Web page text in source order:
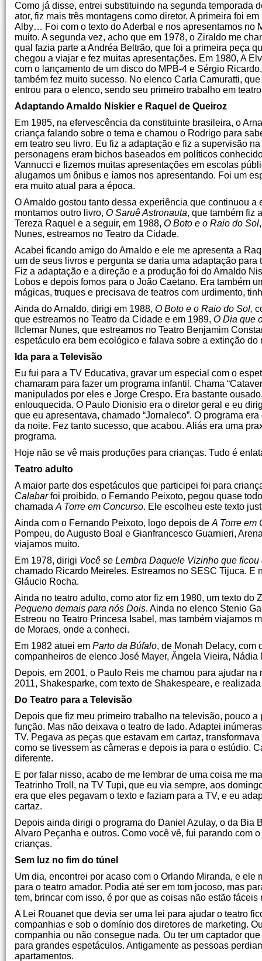
Como já disse, entrei substituindo na segunda temporada
ator, fiz mais três montagens como diretor. A primeira foi
Alby… Foi com o texto do Aderbal e nos apresentamos no
muito. A segunda vez, acho que em 1978, o Ziraldo me
qual fazia parte a Andréa Beltrão, que foi a primeira peça
chegou a viajar e fez muitas apresentações. Em 1980, A
com o lançamento de um disco do MPB-4 e Sérgio
também fez muito sucesso. No elenco Carla Camuratti,
entrou para o elenco, sendo seu primeiro trabalho em
Adaptando Arnaldo Niskier e Raquel de Queiroz
Em 1985, na efervescência da constituinte brasileira, o
criança falando sobre o tema e chamou o Rodrigo para
em teatro seu livro. Eu fiz a adaptação e fiz a supervisão
personagens eram bichos baseados em políticos
Vannucci e fizemos muitas apresentações em escolas
alugamos um ônibus e íamos nos apresentando. Foi um
era muito atual para a época.
O Arnaldo gostou tanto dessa experiência que continuou a
montamos outro livro, O Saruê Astronauta, que também fiz
Tereza Raquel e a seguir, em 1988, O Boto e o Raio do Sol
Nunes, estreamos no Teatro da Cidade.
Acabei ficando amigo do Arnaldo e ele me apresenta a
um de seus livros e pergunta se daria uma adaptação
Fiz a adaptação e a direção e a produção foi do Arnaldo
Lobos e depois fomos para o João Caetano. Era também
mágicas, truques e precisava de teatros com urdimento,
Ainda do Arnaldo, dirigi em 1988, O Boto e o Raio do Sol,
que estreamos no Teatro da Cidade e em 1989, O Dia que
Ilclemar Nunes, que estreamos no Teatro Benjamim
espetáculo era bem ecológico e falava sobre a extinção do
Ida para a Televisão
Eu fui para a TV Educativa, gravar um especial com o
chamaram para fazer um programa infantil. Chama
manipulados por eles e Jorge Crespo. Era bastante
enlouquecida. O Paulo Dionisio era o diretor geral e eu
que eu apresentava, chamado “Jornaleco”. O programa
da noite. Fez tanto sucesso, que acabou. Aliás era uma
programa.
Hoje não se vê mais produções para crianças. Tudo é
Teatro adulto
A maior parte dos espetáculos que participei foi para
Calabarfoi proibido, o Fernando Peixoto, pegou quase
chamada A Torre em Concurso. Ele escolheu este texto
Ainda com o Fernando Peixoto, logo depois de A Torre em
Pompeu, do Augusto Boal e Gianfrancesco Guarnieri,
viajamos muito.
Em 1978, dirigi Você se Lembra Daquele Vizinho que
chamado Ricardo Meireles. Estreamos no SESC Tijuca. E
Gláucio Rocha.
Ainda no teatro adulto, como ator fiz em 1980, um texto
Pequeno demais para nós Dois. Ainda no elenco Stenio
Estreou no Teatro Princesa Isabel, mas também viajamos
de Moraes, onde a conheci.
Em 1982 atuei em Parto da Búfalo, de Monah Delacy, com
companheiros de elenco José Mayer, Ângela Vieira,
Depois, em 2001, o Paulo Reis me chamou para ajudar
2011, Shakesparke, com texto de Shakespeare, e
Do Teatro para a Televisão
Depois que fiz meu primeiro trabalho na televisão, pouco
função. Mas não deixava o teatro de lado. Adaptei
TV. Pegava as peças que estavam em cartaz,
como se tivessem as câmeras e depois ia para o estúdio.
diferente.
E por falar nisso, acabo de me lembrar de uma coisa me
Teatrinho Troll, na TV Tupi, que eu via sempre, aos
era que eles pegavam o texto e faziam para a TV, e eu
cartaz.
Depois ainda dirigi o programa do Daniel Azulay, o da Bia
Alvaro Peçanha e outros. Como você vê, fui parando com
crianças.
Sem luz no fim do túnel
Um dia, encontrei por acaso com o Orlando Miranda, e ele
para o teatro amador. Podia até ser em tom jocoso, mas
tem, brincar com isso, é por que as coisas não estão fáceis
A Lei Rouanet que devia ser uma lei para ajudar o teatro
companhias e sob o domínio dos diretores de marketing.
companhia ou não consegue nada. Ou ter um captador
para grandes espetáculos. Antigamente as pessoas
apartamentos.